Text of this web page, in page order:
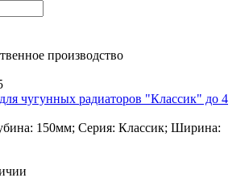
чугунных радиаторов "Классик" до 4
150мм; Серия: Классик; Ширина: